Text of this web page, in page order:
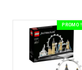
PROMO !